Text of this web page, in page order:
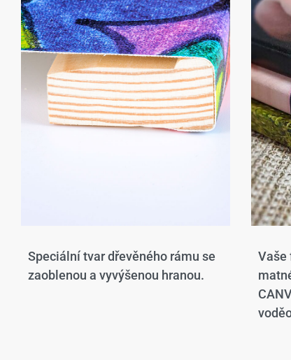
Speciální tvar dřevěného rámu se
zaoblenou a vyvýšenou hranou.​
Vaše